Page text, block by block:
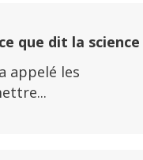
que dit la science
appelé les